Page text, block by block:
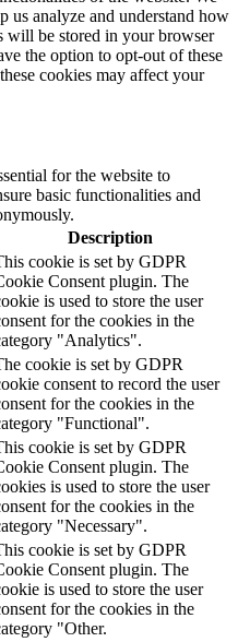
us analyze and understand how
will be stored in your browser
the option to opt-out of these
cookies may affect your
for the website to
basic functionalities and
Description
cookie is set by GDPR
Consent plugin. The
is used to store the user
for the cookies in the
"Analytics".
cookie is set by GDPR
consent to record the user
for the cookies in the
"Functional".
cookie is set by GDPR
Consent plugin. The
is used to store the user
for the cookies in the
"Necessary".
cookie is set by GDPR
Consent plugin. The
is used to store the user
for the cookies in the
"Other.